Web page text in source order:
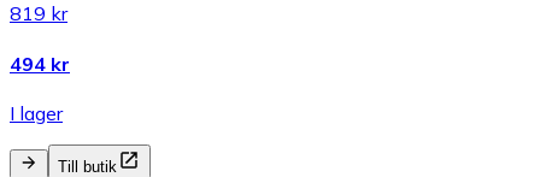
819 kr
494 kr
I lager
Till butik